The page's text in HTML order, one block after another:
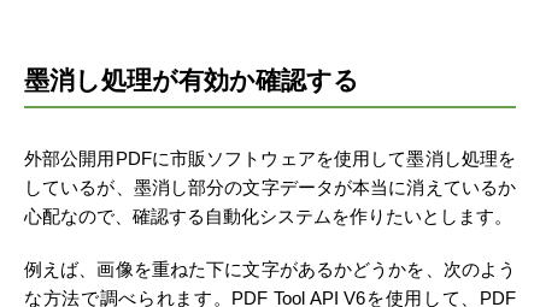
墨消し処理が有効か確認する
外部公開用PDFに市販ソフトウェアを使用して墨消し処理を
しているが、墨消し部分の文字データが本当に消えているか
心配なので、確認する自動化システムを作りたいとします。
例えば、画像を重ねた下に文字があるかどうかを、次のよう
な方法で調べられます。PDF Tool API V6を使用して、PDF